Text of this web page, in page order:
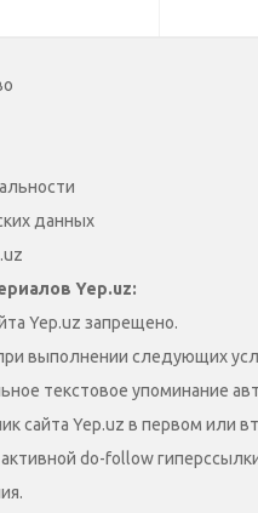
данных
Yep.uz:
Yep.uz запрещено.
выполнении следующих
текстовое упоминание
сайта Yep.uz в первом или
do-follow